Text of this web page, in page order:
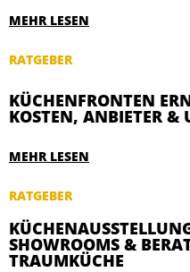
MEHR LESEN
RATGEBER
KÜCHENFRONTEN
KOSTEN, ANBIETER &
MEHR LESEN
RATGEBER
SHOWROOMS &
TRAUMKÜCHE